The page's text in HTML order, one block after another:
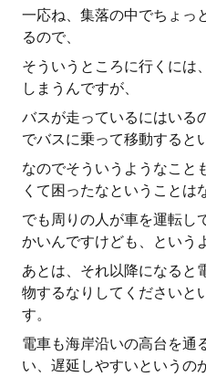
一応ね、集落の中でちょっ
るので、
そういうところに行くには
しまうんですが、
バスが走っているにはいる
でバスに乗って移動すると
なのでそういうようなこと
くて困ったなということは
でも周りの人が車を運転し
かいんですけども、という
あとは、それ以降になると
物するなりしてくださいと
す。
電車も海岸沿いの高台を通
い、遅延しやすいというの